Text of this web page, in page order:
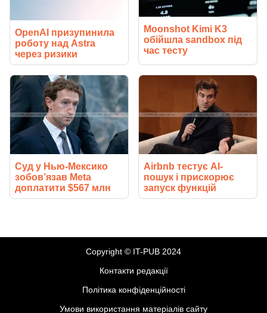
OpenAI призупинила
роботу над Astra
через ризики
Moonshot Kimi K3
обійшла sandbox під
час тесту
Суд у Нью-Мексико
зобов’язав Meta
доплатити $567 млн
Airbnb тестує AI-
пошук і прискорює
запуск функцій
Copyright © IT-PUB 2024
Контакти редакції
Політика конфіденційності
Умови використання матеріалів сайту